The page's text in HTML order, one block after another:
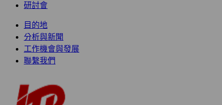
研討會
目的地
分析與新聞
工作機會與發展
聯繫我們